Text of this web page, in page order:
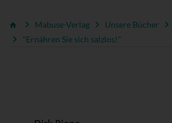
Mabuse-Verlag Unsere Bücher
"Ernähren Sie sich salzlos!"